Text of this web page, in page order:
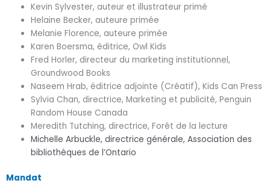
Kevin Sylvester, auteur et illustrateur primé
Helaine Becker, auteure primée
Melanie Florence, auteure primée
Karen Boersma, éditrice, Owl Kids
Fred Horler, directeur du marketing institutionnel,
Groundwood Books
Naseem Hrab, éditrice adjointe (Créatif), Kids Can Press
Sylvia Chan, directrice, Marketing et publicité, Penguin
Random House Canada
Meredith Tutching, directrice, Forêt de la lecture
Michelle Arbuckle, directrice générale, Association des
bibliothèques de l’Ontario
Mandat